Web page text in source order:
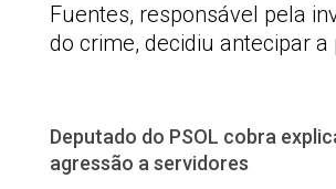
Fuentes, responsável pela
do crime, decidiu antecipar a
Deputado do PSOL cobra
agressão a servidores